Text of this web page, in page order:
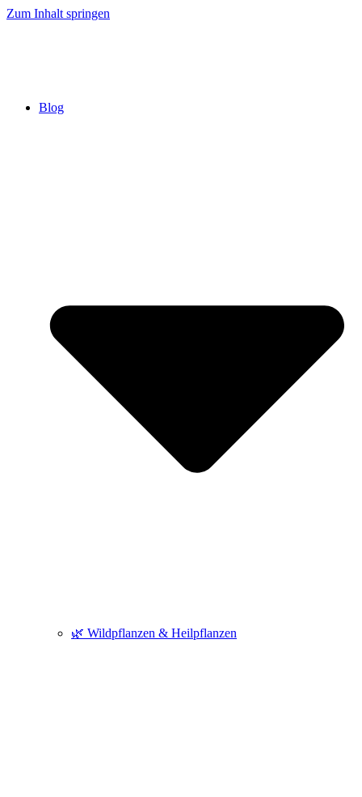
Zum Inhalt springen
Blog
🌿 Wildpflanzen & Heilpflanzen